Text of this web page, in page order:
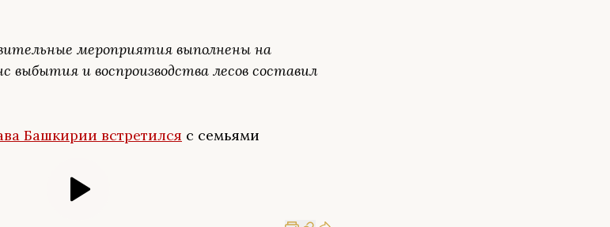
мероприятия выполнены на
выбытия и воспроизводства лесов составил
Башкирии встретился с семьями